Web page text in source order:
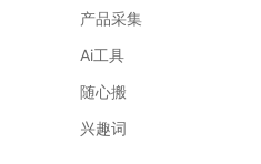
产品采集
Ai工具
随心搬
兴趣词